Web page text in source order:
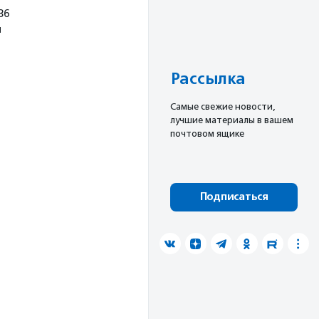
Рассылка
Cамые свежие новости,
лучшие материалы в вашем
почтовом ящике
Подписаться